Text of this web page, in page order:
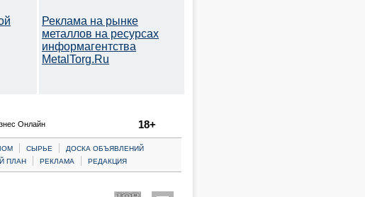
Реклама на рынке
металлов на ресурсах
информагентства
MetalTorg.Ru
Онлайн 18+
| CЫРЬЕ |
ДОСКА ОБЪЯВЛЕНИЙ
ПЛАН | РЕКЛАМА | РЕДАКЦИЯ